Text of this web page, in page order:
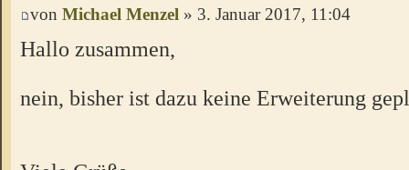
von Michael Menzel » 3. Januar 2017, 11:04
Hallo zusammen,
nein, bisher ist dazu keine Erweiterung